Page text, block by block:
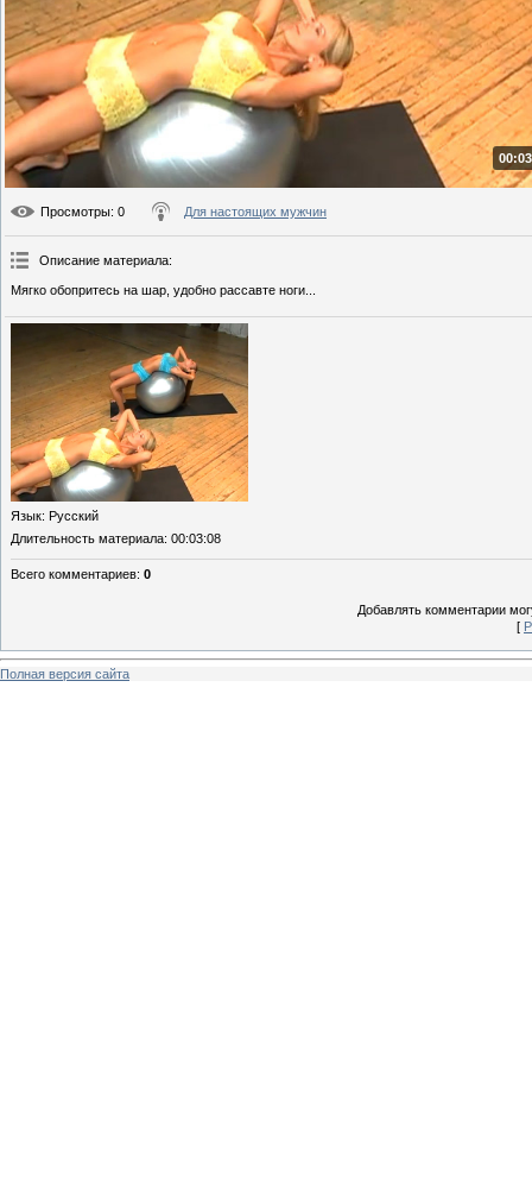
Просмотры: 0 Для настоящих мужчин
Описание материала:
Мягко обопритесь на шар, удобно рассавте ноги...
Язык: Русский
Длительность материала: 00:03:08
Всего комментариев: 0
Добавлять комментарии
[
Полная версия сайта